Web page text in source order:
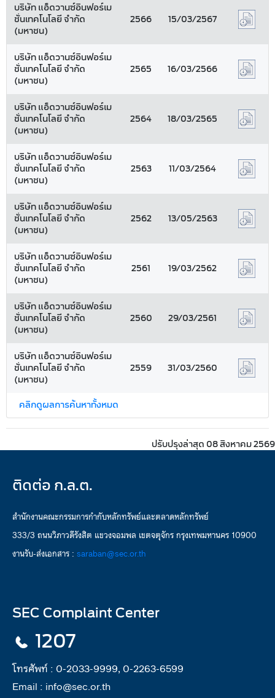
บริษัท แอ็ดวานซ์อินฟอร์เม
ชั่นเทคโนโลยี จำกัด
(มหาชน)
2566 15/03/2567
บริษัท แอ็ดวานซ์อินฟอร์เม
ชั่นเทคโนโลยี จำกัด
(มหาชน)
2565 16/03/2566
บริษัท แอ็ดวานซ์อินฟอร์เม
ชั่นเทคโนโลยี จำกัด
(มหาชน)
2564 18/03/2565
บริษัท แอ็ดวานซ์อินฟอร์เม
ชั่นเทคโนโลยี จำกัด
(มหาชน)
2563 11/03/2564
บริษัท แอ็ดวานซ์อินฟอร์เม
ชั่นเทคโนโลยี จำกัด
(มหาชน)
2562 13/05/2563
บริษัท แอ็ดวานซ์อินฟอร์เม
ชั่นเทคโนโลยี จำกัด
(มหาชน)
2561 19/03/2562
บริษัท แอ็ดวานซ์อินฟอร์เม
ชั่นเทคโนโลยี จำกัด
(มหาชน)
2560 29/03/2561
บริษัท แอ็ดวานซ์อินฟอร์เม
ชั่นเทคโนโลยี จำกัด
(มหาชน)
2559 31/03/2560
คลิกดูผลการค้นหาทั้งหมด
ปรับปรุงล่าสุด 08 สิงหาคม 2569
ติดต่อ ก.ล.ต.
สำนักงานคณะกรรมการกำกับหลักทรัพย์และตลาดหลักทรัพย์
333/3 ถนนวิภาวดีรังสิต แขวงจอมพล เขตจตุจักร กรุงเทพมหานคร 10900
งานรับ-ส่งเอกสาร : saraban@sec.or.th
SEC Complaint Center
1207
โทรศัพท์ : 0-2033-9999, 0-2263-6599
Email : info@sec.or.th